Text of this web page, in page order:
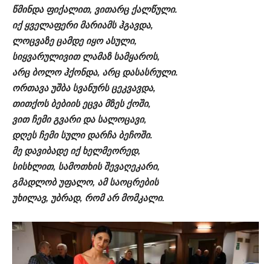
წმინდა ფიქალით, ვითარც ქალწული.
იქ ყველაფერი მარიამს ჰგავდა,
ლოცვაზე ცამდე იყო ასული,
სიყვარულივით ლამაზ სამყაროს,
არც ბოლო ჰქონდა, არც დასასრული.
ორთავა უშბა სვანურს ცეკვავდა,
თითქოს ბებიის ეცვა მზეს ქოში,
ვით ჩემი გვარი და სალოცავი,
დღეს ჩემი სული დარჩა ბეჩოში.
მე დავიბადე იქ ხელმეორედ,
სისხლით, სამოთხის შევაღეკარი,
გმადლობ უფალო, ამ საოცრების
უხილავ, უბრად, რომ არ მომკალი.